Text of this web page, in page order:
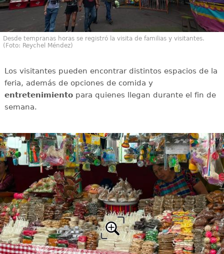
Desde tempranas horas se registró la visita de familias y visitantes.
(Foto: Reychel Méndez)
Los visitantes pueden encontrar distintos espacios de la
feria, además de opciones de comida y
entretenimientopara quienes llegan durante el fin de
semana.